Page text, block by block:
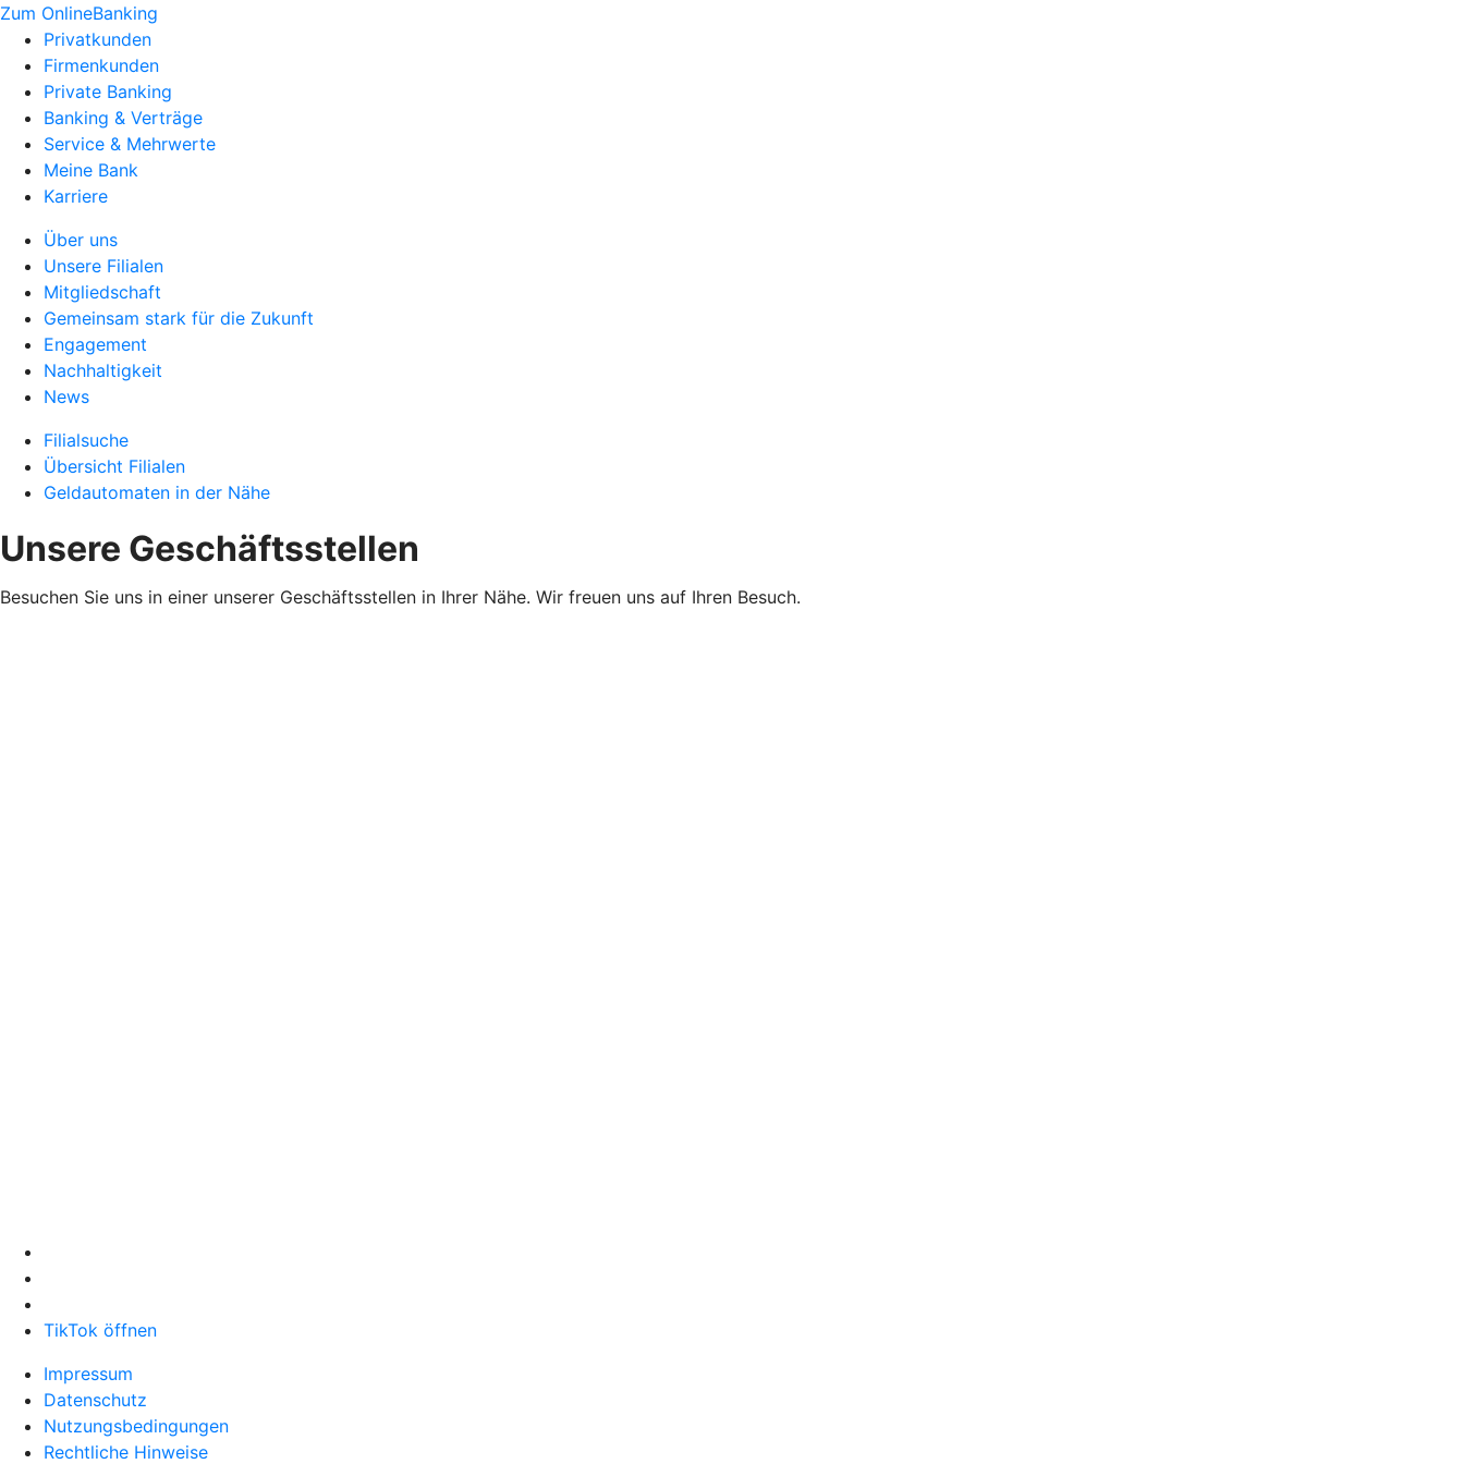
Zum OnlineBanking
Privatkunden
Firmenkunden
Private Banking
Banking & Verträge
Service & Mehrwerte
Meine Bank
Karriere
Über uns
Unsere Filialen
Mitgliedschaft
Gemeinsam stark für die Zukunft
Engagement
Nachhaltigkeit
News
Filialsuche
Übersicht Filialen
Geldautomaten in der Nähe
Unsere Geschäftsstellen
Besuchen Sie uns in einer unserer Geschäftsstellen in Ihrer Nähe. Wir freuen uns auf Ihren Besuch.
TikTok öffnen
Impressum
Datenschutz
Nutzungsbedingungen
Rechtliche Hinweise